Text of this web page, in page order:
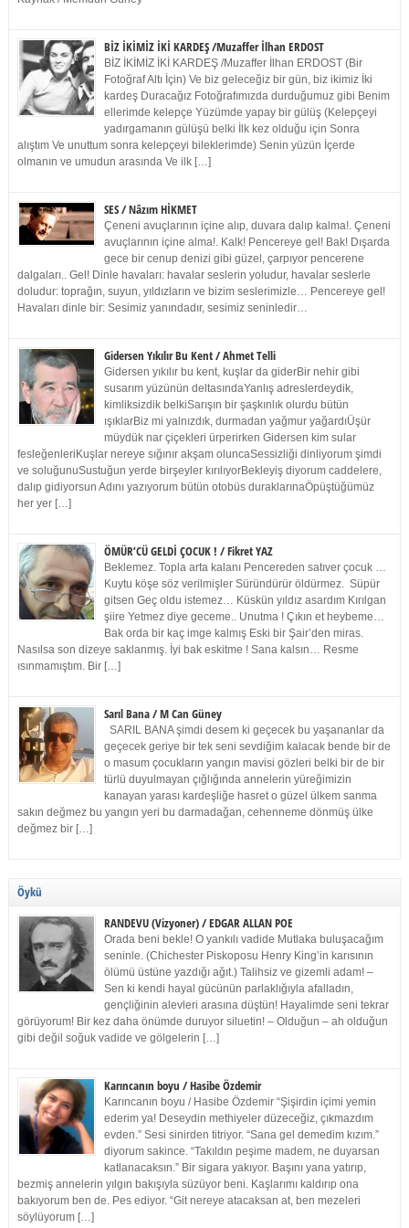
BİZ İKİMİZ İKİ KARDEŞ /Muzaffer İlhan ERDOST
BİZ İKİMİZ İKİ KARDEŞ /Muzaffer İlhan ERDOST (Bir
Fotoğraf Altı İçin) Ve biz geleceğiz bir gün, biz ikimiz İki
kardeş Duracağız Fotoğrafımızda durduğumuz gibi Benim
ellerimde kelepçe Yüzümde yapay bir gülüş (Kelepçeyi
yadırgamanın gülüşü belki İlk kez olduğu için Sonra
alıştım Ve unuttum sonra kelepçeyi bileklerimde) Senin yüzün İçerde
olmanın ve umudun arasında Ve ilk […]
SES / Nâzım HİKMET
Çeneni avuçlarının içine alıp, duvara dalıp kalma!. Çeneni
avuçlarının içine alma!. Kalk! Pencereye gel! Bak! Dışarda
gece bir cenup denizi gibi güzel, çarpıyor pencerene
dalgaları.. Gel! Dinle havaları: havalar seslerin yoludur, havalar seslerle
doludur: toprağın, suyun, yıldızların ve bizim seslerimizle… Pencereye gel!
Havaları dinle bir: Sesimiz yanındadır, sesimiz seninledir…
Gidersen Yıkılır Bu Kent / Ahmet Telli
Gidersen yıkılır bu kent, kuşlar da giderBir nehir gibi
susarım yüzünün deltasındaYanlış adreslerdeydik,
kimliksizdik belkiSarışın bir şaşkınlık olurdu bütün
ışıklarBiz mi yalnızdık, durmadan yağmur yağardıÜşür
müydük nar çiçekleri ürperirken Gidersen kim sular
fesleğenleriKuşlar nereye sığınır akşam oluncaSessizliği dinliyorum şimdi
ve soluğunuSustuğun yerde birşeyler kırılıyorBekleyiş diyorum caddelere,
dalıp gidiyorsun Adını yazıyorum bütün otobüs duraklarınaÖpüştüğümüz
her yer […]
ÖMÜR’CÜ GELDİ ÇOCUK ! / Fikret YAZ
Beklemez. Topla arta kalanı Pencereden satıver çocuk …
Kuytu köşe söz verilmişler Süründürür öldürmez. Süpür
gitsen Geç oldu istemez… Küskün yıldız asardım Kırılgan
şiire Yetmez diye geceme.. Unutma ! Çıkın et heybeme…
Bak orda bir kaç imge kalmış Eski bir Şair’den miras.
Nasılsa son dizeye saklanmış. İyi bak eskitme ! Sana kalsın… Resme
ısınmamıştım. Bir […]
Sarıl Bana / M Can Güney
SARIL BANA şimdi desem ki geçecek bu yaşananlar da
geçecek geriye bir tek seni sevdiğim kalacak bende bir de
o masum çocukların yangın mavisi gözleri belki bir de bir
türlü duyulmayan çığlığında annelerin yüreğimizin
kanayan yarası kardeşliğe hasret o güzel ülkem sanma
sakın değmez bu yangın yeri bu darmadağan, cehenneme dönmüş ülke
değmez bir […]
Öykü
RANDEVU (Vizyoner) / EDGAR ALLAN POE
Orada beni bekle! O yankılı vadide Mutlaka buluşacağım
seninle. (Chichester Piskoposu Henry King’in karısının
ölümü üstüne yazdığı ağıt.) Talihsiz ve gizemli adam! –
Sen ki kendi hayal gücünün parlaklığıyla afalladın,
gençliğinin alevleri arasına düştün! Hayalimde seni tekrar
görüyorum! Bir kez daha önümde duruyor siluetin! – Olduğun – ah olduğun
gibi değil soğuk vadide ve gölgelerin […]
Karıncanın boyu / Hasibe Özdemir
Karıncanın boyu / Hasibe Özdemir “Şişirdin içimi yemin
ederim ya! Deseydin methiyeler düzeceğiz, çıkmazdım
evden.” Sesi sinirden titriyor. “Sana gel demedim kızım.”
diyorum sakince. “Takıldın peşime madem, ne duyarsan
katlanacaksın.” Bir sigara yakıyor. Başını yana yatırıp,
bezmiş annelerin yılgın bakışıyla süzüyor beni. Kaşlarımı kaldırıp ona
bakıyorum ben de. Pes ediyor. “Git nereye atacaksan at, ben mezeleri
söylüyorum […]